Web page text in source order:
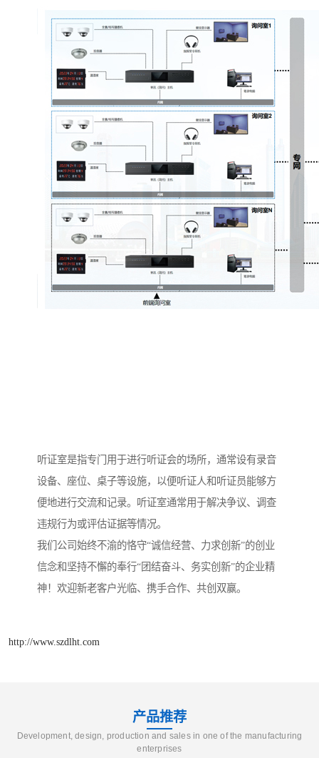
听证室是指专门用于进行听证会的场所，通常设有录音
设备、座位、桌子等设施，以便听证人和听证员能够方
便地进行交流和记录。听证室通常用于解决争议、调查
违规行为或评估证据等情况。
我们公司始终不渝的恪守“诚信经营、力求创新”的创业
信念和坚持不懈的奉行“团结奋斗、务实创新”的企业精
神！欢迎新老客户光临、携手合作、共创双赢。
http://www.szdlht.com
产品推荐
Development, design, production and sales in one of the manufacturing
enterprises